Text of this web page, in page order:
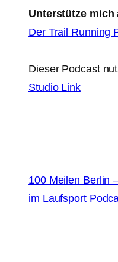
Unterstütze mich
Der Trail Running
Dieser Podcast
Studio Link
100 Meilen Berlin
im Laufsport